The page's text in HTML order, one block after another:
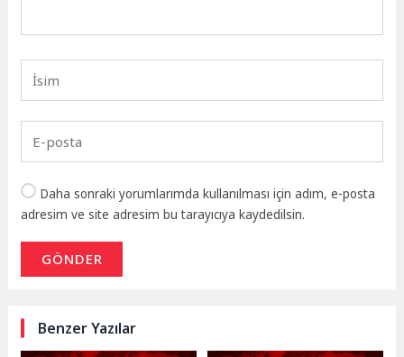
Daha sonraki yorumlarımda kullanılması için adım, e-posta
adresim ve site adresim bu tarayıcıya kaydedilsin.
GÖNDER
Benzer Yazılar